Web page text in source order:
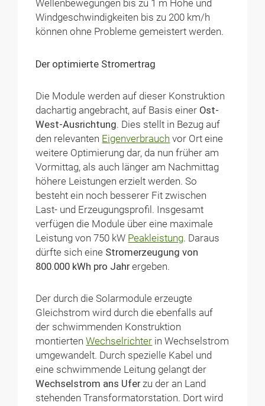
Wellenbewegungen bis zu 1 m Höhe und
Windgeschwindigkeiten bis zu 200 km/h
können ohne Probleme gemeistert werden.
Der optimierte Stromertrag
Die Module werden auf dieser Konstruktion
dachartig angebracht, auf Basis einer Ost-
West-Ausrichtung. Dies stellt in Bezug auf
den relevanten Eigenverbrauch vor Ort eine
weitere Optimierung dar, da nun früher am
Vormittag, als auch länger am Nachmittag
höhere Leistungen erzielt werden. So
besteht ein noch besserer Fit zwischen
Last- und Erzeugungsprofil. Insgesamt
verfügen die Module über eine maximale
Leistung von 750 kW Peakleistung. Daraus
dürfte sich eine Stromerzeugung von
800.000 kWh pro Jahrergeben.
Der durch die Solarmodule erzeugte
Gleichstrom wird durch die ebenfalls auf
der schwimmenden Konstruktion
montiertenWechselrichter in Wechselstrom
umgewandelt. Durch spezielle Kabel und
eine schwimmende Leitung gelangt der
Wechselstrom ans Uferzu der an Land
stehenden Transformatorstation. Dort wird